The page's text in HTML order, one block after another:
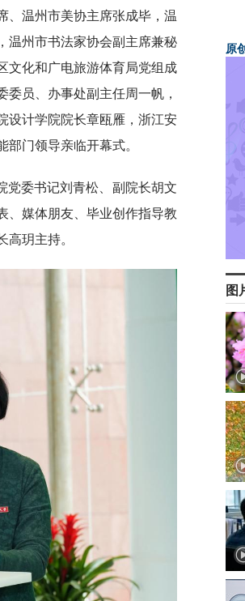
、温州市美协主席张成毕，温
温州市书法家协会副主席兼秘
文化和广电旅游体育局党组成
员、办事处副主任周一帆，
设计学院院长章瓯雁，浙江安
门领导亲临开幕式。
党委书记刘青松、副院长胡文
、媒体朋友、毕业创作指导教
玥主持。
原
图